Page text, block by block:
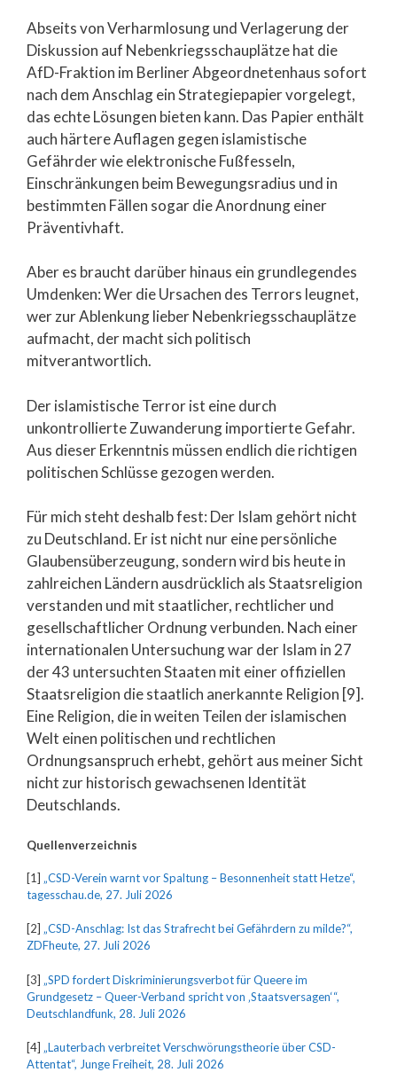
Abseits von Verharmlosung und Verlagerung der
Diskussion auf Nebenkriegsschauplätze hat die
AfD-Fraktion im Berliner Abgeordnetenhaus sofort
nach dem Anschlag ein Strategiepapier vorgelegt,
das echte Lösungen bieten kann. Das Papier enthält
auch härtere Auflagen gegen islamistische
Gefährder wie elektronische Fußfesseln,
Einschränkungen beim Bewegungsradius und in
bestimmten Fällen sogar die Anordnung einer
Präventivhaft.
Aber es braucht darüber hinaus ein grundlegendes
Umdenken: Wer die Ursachen des Terrors leugnet,
wer zur Ablenkung lieber Nebenkriegsschauplätze
aufmacht, der macht sich politisch
mitverantwortlich.
Der islamistische Terror ist eine durch
unkontrollierte Zuwanderung importierte Gefahr.
Aus dieser Erkenntnis müssen endlich die richtigen
politischen Schlüsse gezogen werden.
Für mich steht deshalb fest: Der Islam gehört nicht
zu Deutschland. Er ist nicht nur eine persönliche
Glaubensüberzeugung, sondern wird bis heute in
zahlreichen Ländern ausdrücklich als Staatsreligion
verstanden und mit staatlicher, rechtlicher und
gesellschaftlicher Ordnung verbunden. Nach einer
internationalen Untersuchung war der Islam in 27
der 43 untersuchten Staaten mit einer offiziellen
Staatsreligion die staatlich anerkannte Religion [9].
Eine Religion, die in weiten Teilen der islamischen
Welt einen politischen und rechtlichen
Ordnungsanspruch erhebt, gehört aus meiner Sicht
nicht zur historisch gewachsenen Identität
Deutschlands.
Quellenverzeichnis
[1] „CSD-Verein warnt vor Spaltung – Besonnenheit statt Hetze“,
tagesschau.de, 27. Juli 2026
[2] „CSD-Anschlag: Ist das Strafrecht bei Gefährdern zu milde?“,
ZDFheute, 27. Juli 2026
[3] „SPD fordert Diskriminierungsverbot für Queere im
Grundgesetz – Queer-Verband spricht von ‚Staatsversagen‘“,
Deutschlandfunk, 28. Juli 2026
[4] „Lauterbach verbreitet Verschwörungstheorie über CSD-
Attentat“, Junge Freiheit, 28. Juli 2026